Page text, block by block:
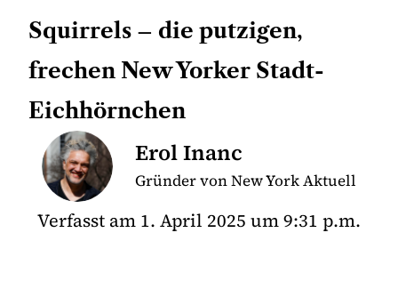
Squirrels – die putzigen,
frechen New Yorker Stadt-
Eichhörnchen
Erol Inanc
Gründer von New York Aktuell
Verfasst am 1. April 2025 um9:31 p.m.